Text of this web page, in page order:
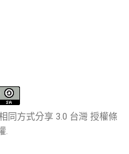
同方式分享 3.0 台灣 授權條
.